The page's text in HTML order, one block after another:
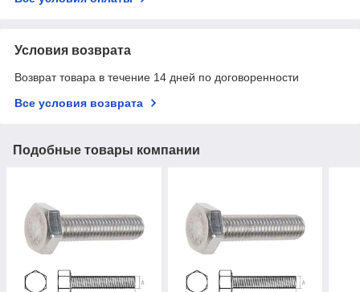
Условия возврата
Возврат товара в течение 14 дней по договоренности
Все условия возврата
Подобные товары компании